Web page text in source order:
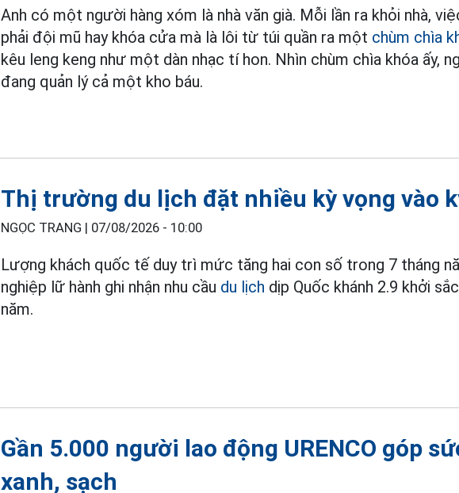
Anh có một người hàng xóm là nhà văn già. Mỗi lần ra khỏi nhà,
phải đội mũ hay khóa cửa mà là lôi từ túi quần ra một chùm chìa
kêu leng keng như một dàn nhạc tí hon. Nhìn chùm chìa khóa ấy,
đang quản lý cả một kho báu.
Thị trường du lịch đặt nhiều kỳ vọng vào
NGỌC TRANG | 07/08/2026 - 10:00
Lượng khách quốc tế duy trì mức tăng hai con số trong 7 tháng
nghiệp lữ hành ghi nhận nhu cầu du lịch dịp Quốc khánh 2.9 khởi
năm.
Gần 5.000 người lao động URENCO góp
xanh, sạch